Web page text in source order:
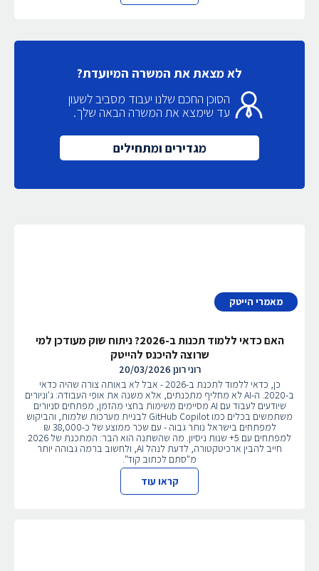
לא מצאת את המשרה המיועדת?
הסוכן החכם שלנו יעבוד מסביב לשעון
עד שימצא את המשרה הבאה שלך.
מגדירים ומתחילים
מאמרי הייטק
האם כדאי ללמוד תכנות ב-2026? ניתוח שוק מעודכן למי
שרוצה להיכנס להייטק
רוני רונן 20/03/2026
כן, כדאי ללמוד לתכנת ב-2026 - אבל לא באותה צורה שהיה כדאי
ב-2020. ה-AI לא מחליף מתכנתים, אלא משנה את אופי העבודה: ג'וניורים
שיודעים לעבוד עם AI מסיימים משימות בחצי מהזמן, מפתחים סניורים
משתמשים בכלים כמו GitHub Copilot לבניית מערכות שלמות, והביקוש
למפתחים בישראל נותר גבוה - עם שכר ממוצע של כ-38,000 ₪
למפתחים עם 5+ שנות ניסיון. מה שהשתנה הוא הבר: המתכנת של 2026
חייב להבין ארכיטקטורה, לדעת לנהל AI, ולחשוב ברמה גבוהה יותר
מ"סתם לכתוב קוד".
קראו עוד